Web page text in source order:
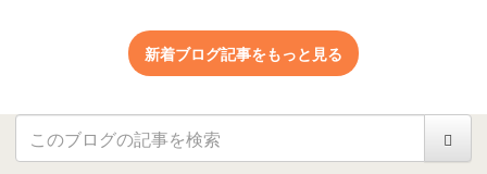
新着ブログ記事をもっと見る